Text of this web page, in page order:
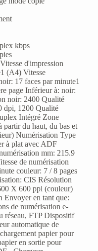
kbps
d'impression
(A4) Vitesse
17 faces par minute1
page Inférieur à: noir:
noir: 2400 Qualité
dpi, 1200 Qualité
Intégré Zone
partir du haut, du bas et
Numérisation Type
à plat avec ADF
mm: 215.9
de numérisation
couleur: 7 / 8 pages
CIS Résolution
X 600 ppi (couleur)
Envoyer en tant que:
de numérisation e-
réseau, FTP Dispositif
automatique de
papier pour
en sortie pour